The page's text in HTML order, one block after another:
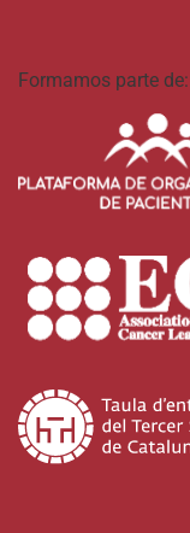
Formamos parte de: